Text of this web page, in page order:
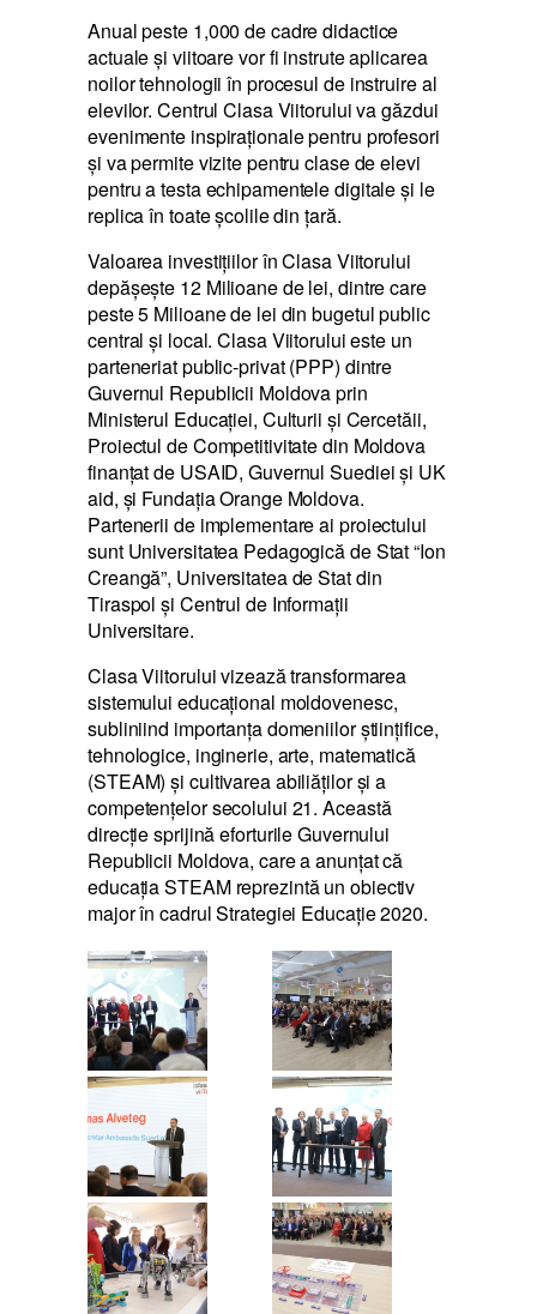
Anual peste 1,000 de cadre didactice
actuale și viitoare vor fi instrute aplicarea
noilor tehnologii în procesul de instruire al
elevilor. Centrul Clasa Viitorului va găzdui
evenimente inspiraționale pentru profesori
și va permite vizite pentru clase de elevi
pentru a testa echipamentele digitale și le
replica în toate școlile din țară.
Valoarea investițiilor în Clasa Viitorului
depășește 12 Milioane de lei, dintre care
peste 5 Milioane de lei din bugetul public
central și local. Clasa Viitorului este un
parteneriat public-privat (PPP) dintre
Guvernul Republicii Moldova prin
Ministerul Educației, Culturii și Cercetăii,
Proiectul de Competitivitate din Moldova
finanțat de USAID, Guvernul Suediei și UK
aid, și Fundația Orange Moldova.
Partenerii de implementare ai proiectului
sunt Universitatea Pedagogică de Stat “Ion
Creangă”, Universitatea de Stat din
Tiraspol și Centrul de Informații
Universitare.
Clasa Viitorului vizează transformarea
sistemului educațional moldovenesc,
subliniind importanța domeniilor științifice,
tehnologice, inginerie, arte, matematică
(STEAM) și cultivarea abiliăților și a
competențelor secolului 21. Această
direcție sprijină eforturile Guvernului
Republicii Moldova, care a anunțat că
educația STEAM reprezintă un obiectiv
major în cadrul Strategiei Educație 2020.